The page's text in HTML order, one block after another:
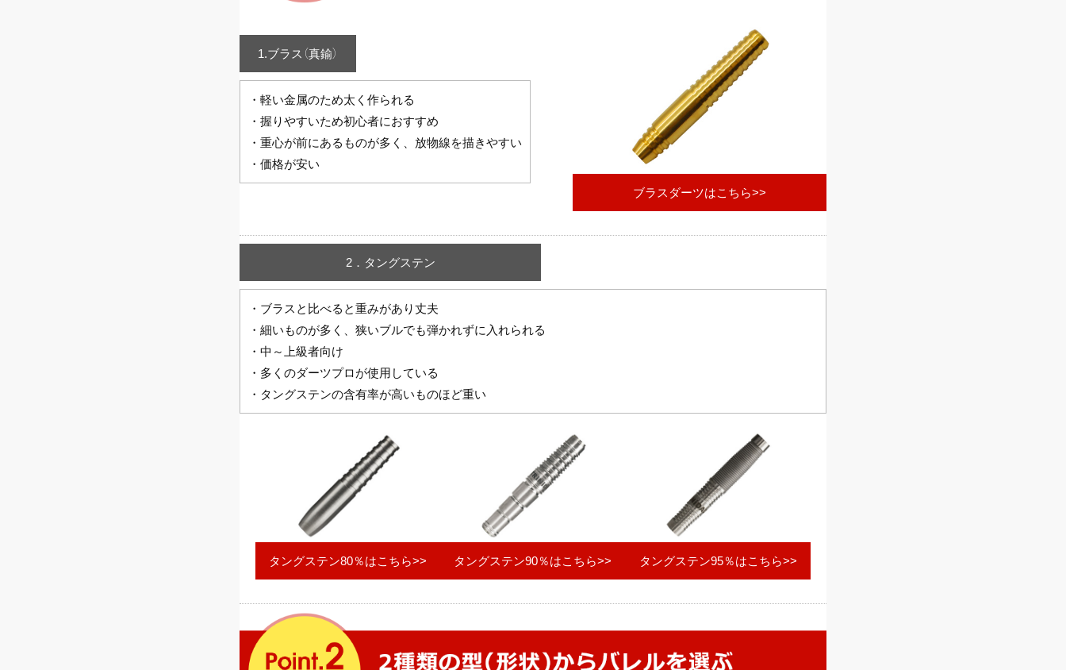
1.ブラス（真鍮）
・軽い金属のため太く作られる
・握りやすいため初心者におすすめ
・重心が前にあるものが多く、放物線を描きやすい
・価格が安い
ブラスダーツはこちら>>
2．タングステン
・ブラスと比べると重みがあり丈夫
・細いものが多く、狭いブルでも弾かれずに入れられる
・中～上級者向け
・多くのダーツプロが使用している
・タングステンの含有率が高いものほど重い
タングステン80％はこちら>> タングステン90％はこちら>> タングステン95％はこちら>>